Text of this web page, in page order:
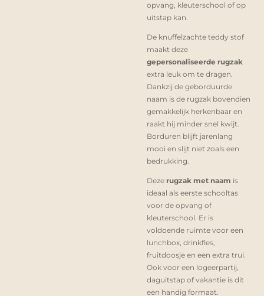
opvang, kleuterschool of op
uitstap kan.
De knuffelzachte teddy stof
maakt deze
gepersonaliseerde rugzak
extra leuk om te dragen.
Dankzij de geborduurde
naam is de rugzak bovendien
gemakkelijk herkenbaar en
raakt hij minder snel kwijt.
Borduren blijft jarenlang
mooi en slijt niet zoals een
bedrukking.
Deze rugzak met naam is
ideaal als eerste schooltas
voor de opvang of
kleuterschool. Er is
voldoende ruimte voor een
lunchbox, drinkfles,
fruitdoosje en een extra trui.
Ook voor een logeerpartij,
daguitstap of vakantie is dit
een handig formaat.